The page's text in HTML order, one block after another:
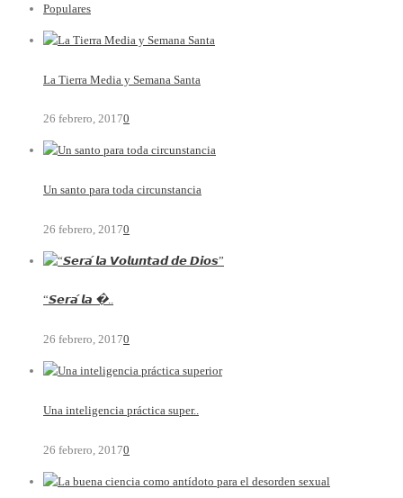
Populares
La Tierra Media y Semana Santa
26 febrero, 20170
Un santo para toda circunstancia
26 febrero, 20170
“𝙎𝙚𝙧𝙖́ 𝙡𝙖 �..
26 febrero, 20170
Una inteligencia práctica super..
26 febrero, 20170